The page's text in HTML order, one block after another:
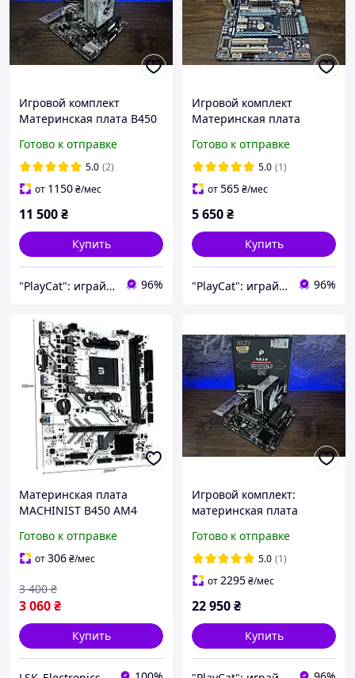
Игровой комплект
Материнская плата B450
16GB DDR4
Готово к отправке
5.0 (2)
от 1150₴/мес
11 500₴
Купить
"PlayCat": играй на максимум! 96%
Игровой комплект
Материнская плата
16Gb DDR3 Б/У
Готово к отправке
5.0 (1)
от565₴/мес
5 650₴
Купить
"PlayCat": играй на максимум! 96%
Материнская плата
MACHINIST B450 AM4
NVME
Готово к отправке
от306₴/мес
3 060₴
3 400 ₴
Купить
Игровой комплект:
материнская плата
5700X + 32GB DDR4
Готово к отправке
5.0 (1)
от2295₴/мес
22 950₴
Купить